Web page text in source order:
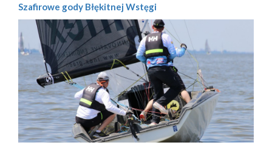
Szafirowe gody Błękitnej Wstęgi